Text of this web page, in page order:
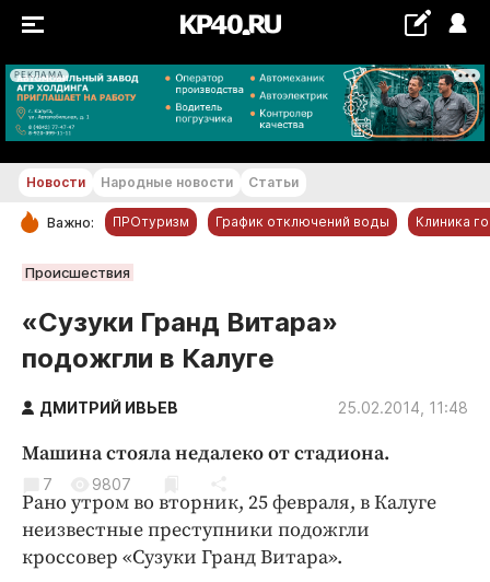
РЕКЛАМА
+18...+19 °С
РУБРИКИ
Обнинск
Новости компаний
Статьи
Народные новости
Криминал
Культура
Недвижимость и ЖКХ
Новости Народные новости Статьи
Важно: ПРОтуризм График отключений воды Клиника
Происшествия
«Сузуки Гранд Витара»
подожгли в Калуге
ДМИТРИЙ ИВЬЕВ 25.02.2014, 11:48
Машина стояла недалеко от стадиона.
7 9807
Рано утром во вторник, 25 февраля, в Калуге
неизвестные преступники подожгли
кроссовер «Сузуки Гранд Витара».